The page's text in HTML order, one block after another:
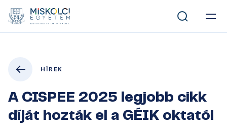
HÍREK
A CISPEE 2025 legjobb cikk
díját hozták el a GÉIK oktatói